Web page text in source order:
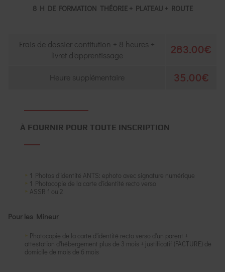
8 H DE FORMATION THÉORIE + PLATEAU + ROUTE
Frais de dossier contitution + 8 heures +
livret d'apprentissage
283.00€
Heure supplémentaire 35.00€
À FOURNIR POUR TOUTE INSCRIPTION
1 Photos d'identité ANTS: ephoto avec signature numérique
1 Photocopie de la carte d'identité recto verso
ASSR 1 ou 2
Pour les Mineur
Photocopie de la carte d'identité recto verso d'un parent +
attestation d'hébergement plus de 3 mois + justificatif (FACTURE) de
domicile de mois de 6 mois